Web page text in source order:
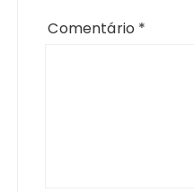
Comentário *